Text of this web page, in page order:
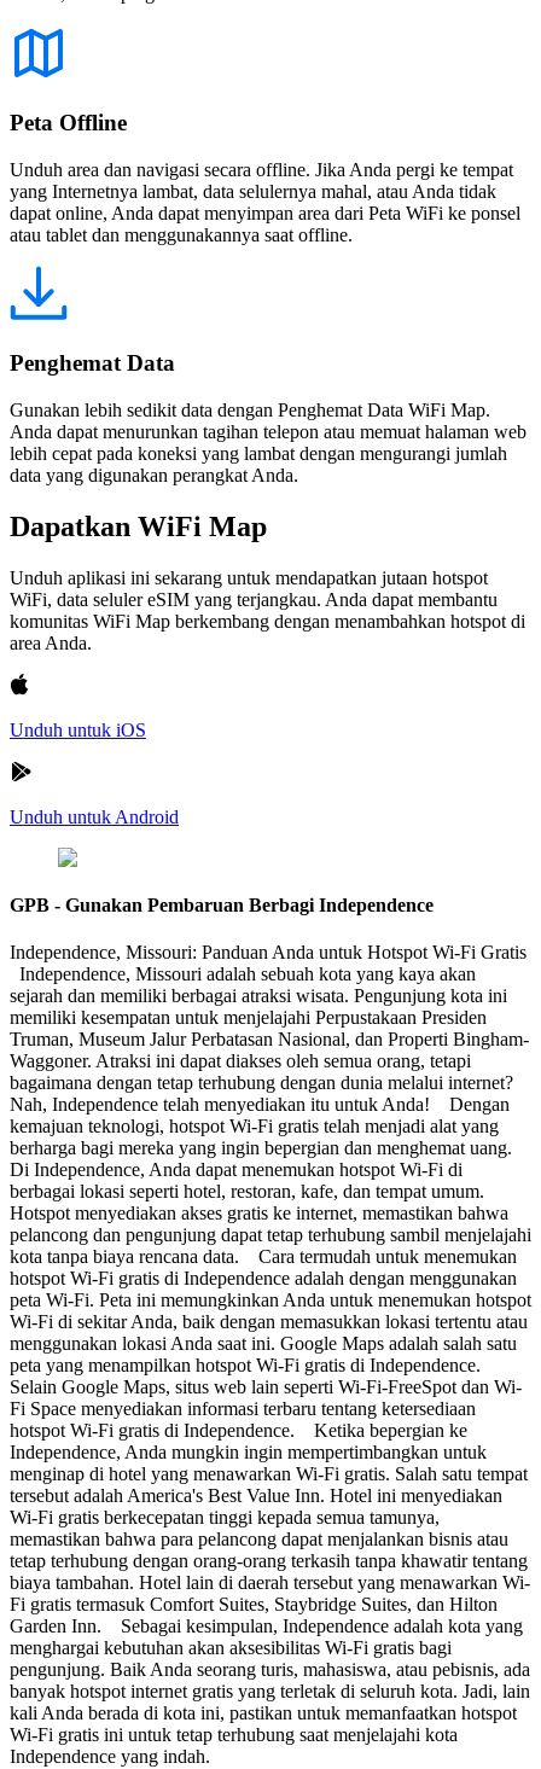
Peta Offline
Unduh area dan navigasi secara offline. Jika Anda pergi ke tempat
yang Internetnya lambat, data selulernya mahal, atau Anda tidak
dapat online, Anda dapat menyimpan area dari Peta WiFi ke ponsel
atau tablet dan menggunakannya saat offline.
Penghemat Data
Gunakan lebih sedikit data dengan Penghemat Data WiFi Map.
Anda dapat menurunkan tagihan telepon atau memuat halaman web
lebih cepat pada koneksi yang lambat dengan mengurangi jumlah
data yang digunakan perangkat Anda.
Dapatkan WiFi Map
Unduh aplikasi ini sekarang untuk mendapatkan jutaan hotspot
WiFi, data seluler eSIM yang terjangkau. Anda dapat membantu
komunitas WiFi Map berkembang dengan menambahkan hotspot di
area Anda.
Unduh untuk iOS
Unduh untuk Android
GPB - Gunakan Pembaruan Berbagi Independence
Independence, Missouri: Panduan Anda untuk Hotspot Wi-Fi Gratis
Independence, Missouri adalah sebuah kota yang kaya akan
sejarah dan memiliki berbagai atraksi wisata. Pengunjung kota ini
memiliki kesempatan untuk menjelajahi Perpustakaan Presiden
Truman, Museum Jalur Perbatasan Nasional, dan Properti Bingham-
Waggoner. Atraksi ini dapat diakses oleh semua orang, tetapi
bagaimana dengan tetap terhubung dengan dunia melalui internet?
Nah, Independence telah menyediakan itu untuk Anda! Dengan
kemajuan teknologi, hotspot Wi-Fi gratis telah menjadi alat yang
berharga bagi mereka yang ingin bepergian dan menghemat uang.
Di Independence, Anda dapat menemukan hotspot Wi-Fi di
berbagai lokasi seperti hotel, restoran, kafe, dan tempat umum.
Hotspot menyediakan akses gratis ke internet, memastikan bahwa
pelancong dan pengunjung dapat tetap terhubung sambil menjelajahi
kota tanpa biaya rencana data. Cara termudah untuk menemukan
hotspot Wi-Fi gratis di Independence adalah dengan menggunakan
peta Wi-Fi. Peta ini memungkinkan Anda untuk menemukan hotspot
Wi-Fi di sekitar Anda, baik dengan memasukkan lokasi tertentu atau
menggunakan lokasi Anda saat ini. Google Maps adalah salah satu
peta yang menampilkan hotspot Wi-Fi gratis di Independence.
Selain Google Maps, situs web lain seperti Wi-Fi-FreeSpot dan Wi-
Fi Space menyediakan informasi terbaru tentang ketersediaan
hotspot Wi-Fi gratis di Independence. Ketika bepergian ke
Independence, Anda mungkin ingin mempertimbangkan untuk
menginap di hotel yang menawarkan Wi-Fi gratis. Salah satu tempat
tersebut adalah America's Best Value Inn. Hotel ini menyediakan
Wi-Fi gratis berkecepatan tinggi kepada semua tamunya,
memastikan bahwa para pelancong dapat menjalankan bisnis atau
tetap terhubung dengan orang-orang terkasih tanpa khawatir tentang
biaya tambahan. Hotel lain di daerah tersebut yang menawarkan Wi-
Fi gratis termasuk Comfort Suites, Staybridge Suites, dan Hilton
Garden Inn. Sebagai kesimpulan, Independence adalah kota yang
menghargai kebutuhan akan aksesibilitas Wi-Fi gratis bagi
pengunjung. Baik Anda seorang turis, mahasiswa, atau pebisnis, ada
banyak hotspot internet gratis yang terletak di seluruh kota. Jadi, lain
kali Anda berada di kota ini, pastikan untuk memanfaatkan hotspot
Wi-Fi gratis ini untuk tetap terhubung saat menjelajahi kota
Independence yang indah.